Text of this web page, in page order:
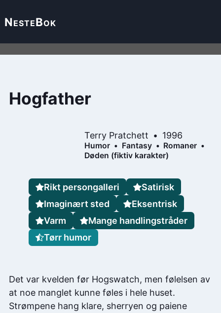
NesteBok
Hogfather
Terry Pratchett 1996
Humor Fantasy
Romaner
Døden (fiktiv karakter)
Det var kvelden før Hogswatch, men følelsen av
at noe manglet kunne føles i hele huset.
Strømpene hang klare, sherryen og paiene
Rikt persongalleri
Satirisk
Imaginært sted
Eksentrisk
Varm
Mange handlingstråder
Tørr humor